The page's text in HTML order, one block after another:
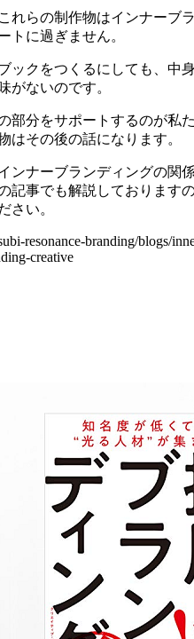
れらの制作物はインナーブ
トに過ぎません。
ックをつくるにしても、中
がないのです。
部分をサポートするのが私
はその後の話になります。
ンナーブランディングの関
記事でも解説しております
さい。
resonance-branding/blogs/
creative